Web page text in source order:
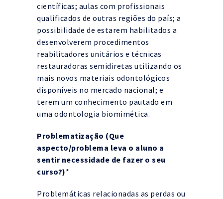
científicas; aulas com profissionais
qualificados de outras regiões do país; a
possibilidade de estarem habilitados a
desenvolverem procedimentos
reabilitadores unitários e técnicas
restauradoras semidiretas utilizando os
mais novos materiais odontológicos
disponíveis no mercado nacional; e
terem um conhecimento pautado em
uma odontologia biomimética.
Problematização (Que
aspecto/problema leva o aluno a
sentir necessidade de fazer o seu
curso?)*
Problemáticas relacionadas as perdas ou